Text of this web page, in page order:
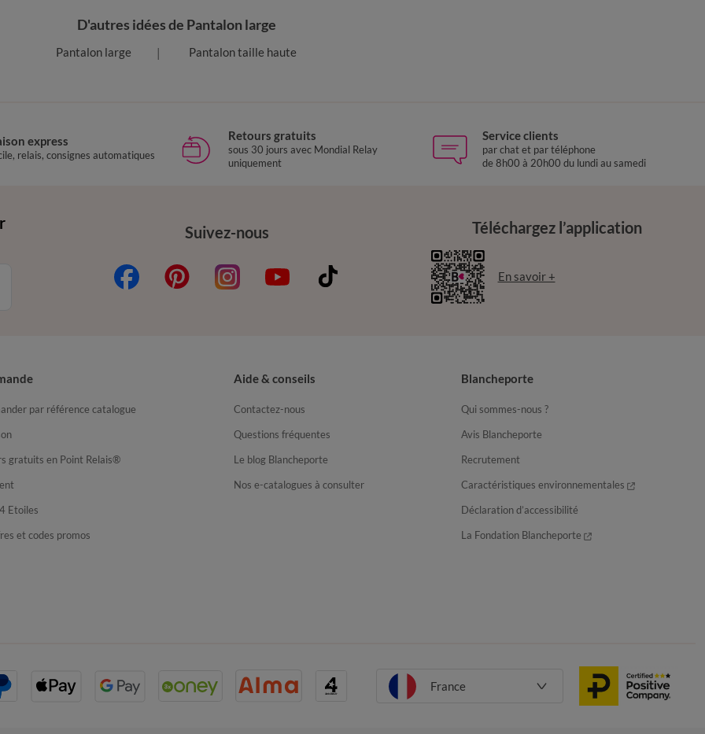
D'autres idées de Pantalon large
Pantalon large Pantalon taille haute
express
relais, consignes automatiques
Retours gratuits
sous 30 jours avec Mondial Relay
uniquement
Service clients
par chat et par téléphone
de 8h00 à 20h00 du lundi au samedi
Suivez-nous Téléchargez l’application
En savoir +
par référence catalogue
gratuits en Point Relais®
Etoiles
et codes promos
Aide & conseils
Contactez-nous
Questions fréquentes
Le blog Blancheporte
Nos e-catalogues à consulter
Blancheporte
Qui sommes-nous ?
Avis Blancheporte
Recrutement
Caractéristiques environnementales
Déclaration d’accessibilité
La Fondation Blancheporte
France